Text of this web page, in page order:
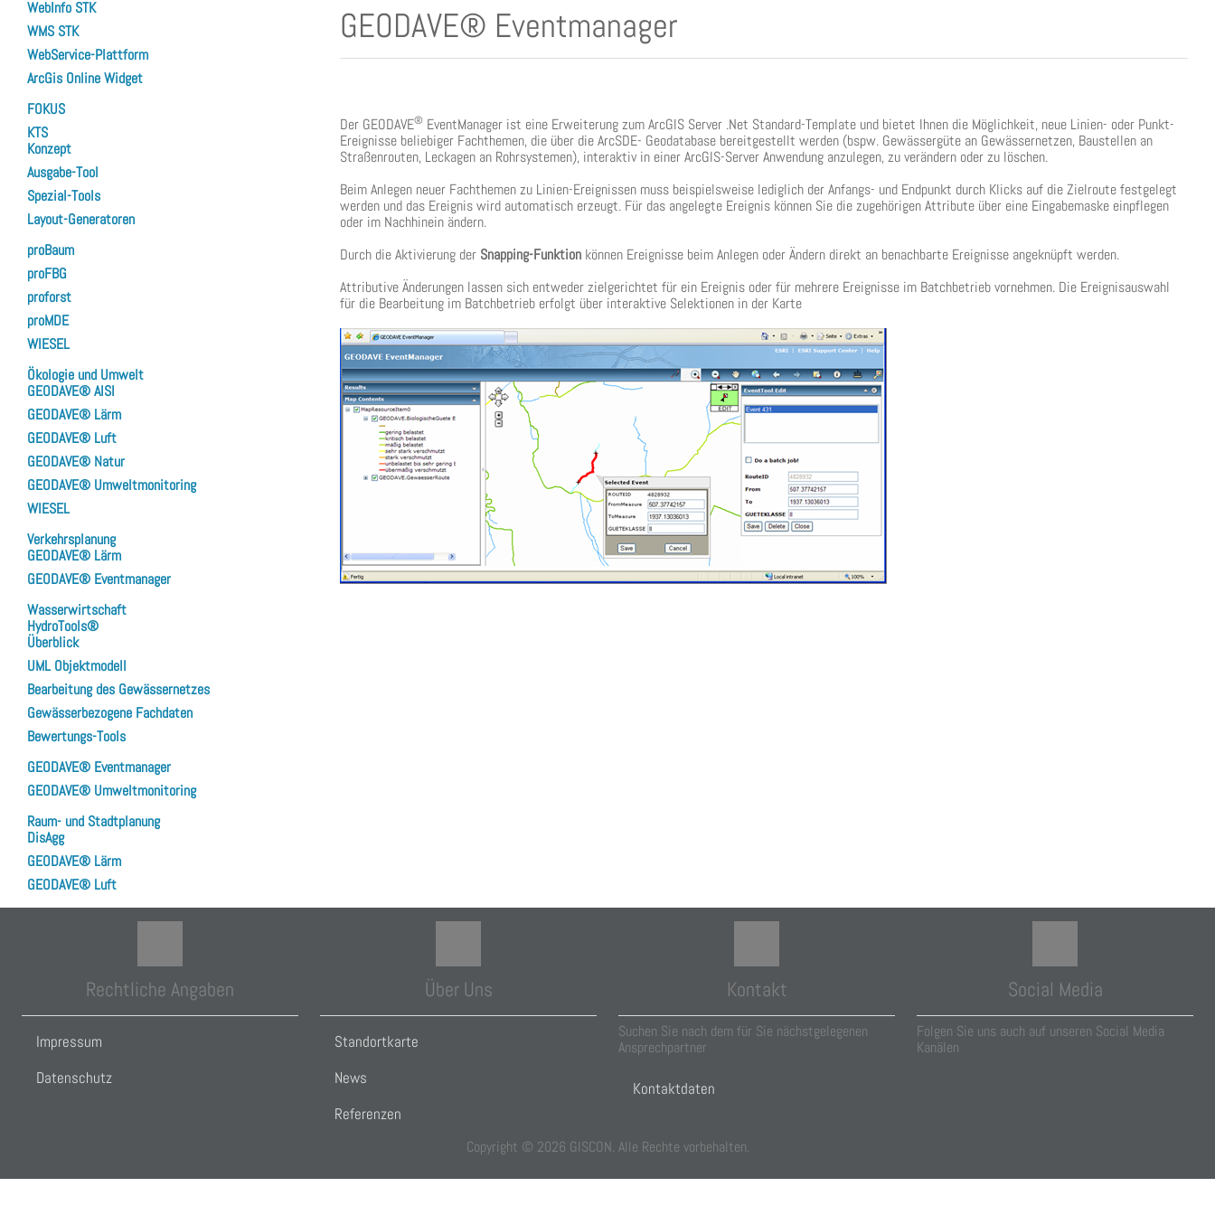
WebInfo STK
WMS STK
WebService-Plattform
ArcGis Online Widget
FOKUS
KTS
Konzept
Ausgabe-Tool
Spezial-Tools
Layout-Generatoren
proBaum
proFBG
proforst
proMDE
WIESEL
Ökologie und Umwelt
GEODAVE® AISI
GEODAVE® Lärm
GEODAVE® Luft
GEODAVE® Natur
GEODAVE® Umweltmonitoring
WIESEL
Verkehrsplanung
GEODAVE® Lärm
GEODAVE® Eventmanager
Wasserwirtschaft
HydroTools®
Überblick
UML Objektmodell
Bearbeitung des Gewässernetzes
Gewässerbezogene Fachdaten
Bewertungs-Tools
GEODAVE® Eventmanager
GEODAVE® Umweltmonitoring
Raum- und Stadtplanung
DisAgg
GEODAVE® Lärm
GEODAVE® Luft
GEODAVE® Eventmanager
Der GEODAVE® EventManager ist eine Erweiterung zum ArcGIS Server .Net Standard-Template und bietet Ihnen die Möglichkeit, neue Linien- oder Punkt-
Ereignisse beliebiger Fachthemen, die über die ArcSDE- Geodatabase bereitgestellt werden (bspw. Gewässergüte an Gewässernetzen, Baustellen an
Straßenrouten, Leckagen an Rohrsystemen), interaktiv in einer ArcGIS-Server Anwendung anzulegen, zu verändern oder zu löschen.
Beim Anlegen neuer Fachthemen zu Linien-Ereignissen muss beispielsweise lediglich der Anfangs- und Endpunkt durch Klicks auf die Zielroute festgelegt
werden und das Ereignis wird automatisch erzeugt. Für das angelegte Ereignis können Sie die zugehörigen Attribute über eine Eingabemaske einpflegen
oder im Nachhinein ändern.
Durch die Aktivierung der Snapping-Funktion können Ereignisse beim Anlegen oder Ändern direkt an benachbarte Ereignisse angeknüpft werden.
Attributive Änderungen lassen sich entweder zielgerichtet für ein Ereignis oder für mehrere Ereignisse im Batchbetrieb vornehmen. Die Ereignisauswahl
für die Bearbeitung im Batchbetrieb erfolgt über interaktive Selektionen in der Karte
Rechtliche Angaben
Impressum
Datenschutz
Über Uns
Standortkarte
News
Referenzen
Kontakt
Suchen Sie nach dem für Sie nächstgelegenen
Ansprechpartner
Kontaktdaten
Social Media
Folgen Sie uns auch auf unseren Social Media
Kanälen
Copyright © 2026 GISCON. Alle Rechte vorbehalten.